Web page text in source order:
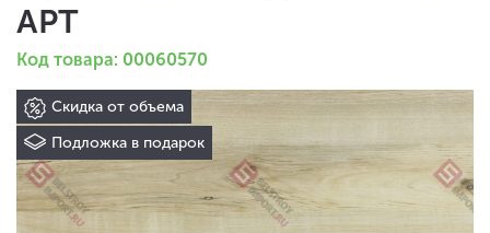
APT
Код товара: 00060570
Скидка от объема
Подложка в подарок